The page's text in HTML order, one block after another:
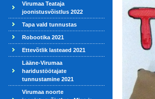
Virumaa Teataja
joonistusvõistlus 2022
Tapa vald tunnustas
Robootika 2021
Ettevõtlik lasteaed 2021
Lääne-Virumaa
haridustöötajate
tunnustamine 2021
Virumaa noorte